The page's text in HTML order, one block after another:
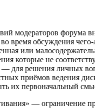
модераторов форума
время обсуждения
или
которые не
— для решения личных
приёмов ведения
их первоначальный
— ограничение